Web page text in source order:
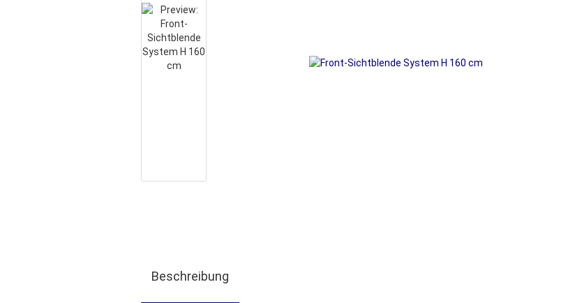
Beschreibung